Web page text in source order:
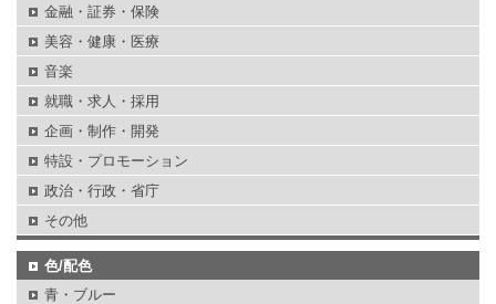
金融・証券・保険
美容・健康・医療
音楽
就職・求人・採用
企画・制作・開発
特設・プロモーション
政治・行政・省庁
その他
色/配色
青・ブルー